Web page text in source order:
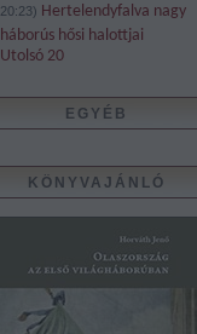
20:23) Hertelendyfalva nagy
háborús hősi halottjai
Utolsó 20
EGYÉB
KÖNYVAJÁNLÓ